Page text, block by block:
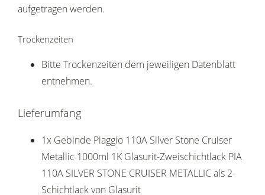
aufgetragen werden.
Trockenzeiten
Bitte Trockenzeiten dem jeweiligen Datenblatt
entnehmen.
Lieferumfang
1x Gebinde Piaggio 110A Silver Stone Cruiser
Metallic 1000ml 1K Glasurit-Zweischichtlack PIA
110A SILVER STONE CRUISER METALLIC als 2-
Schichtlack von Glasurit